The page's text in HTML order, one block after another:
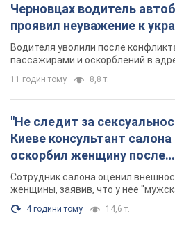
Черновцах водитель
проявил неуважение к
военным и поплатился за
Видео
Водителя уволили после
пассажирами и оскорблений в
11 годин тому 8,8 т.
"Не следит за
Киеве консультант
оскорбил женщину после
химиотерапии, разгорелся
Фото
Сотрудник салона оценил
женщины, заявив, что у нее
4 години тому 14,6 т.